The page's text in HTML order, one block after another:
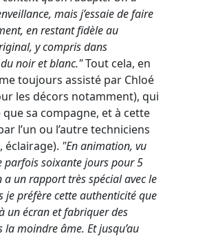
mais j’essaie de faire
en restant fidèle au
y compris dans
noir et blanc."Tout cela, en
toujours assisté par Chloé
les décors notamment), qui
que sa compagne, et à cette
l’un ou l’autre techniciens
éclairage). "En animation, vu
parfois soixante jours pour 5
a un rapport très spécial avec le
je préfère cette authenticité que
un écran et fabriquer des
la moindre âme. Et jusqu’au